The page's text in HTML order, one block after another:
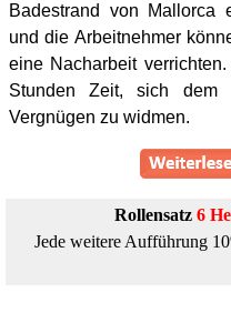
Badestrand von Mallorca
und die Arbeitnehmer
eine Nacharbeit
Stunden Zeit, sich
Vergnügen zu widmen.
Rollensatz 6
Jede weitere Aufführung